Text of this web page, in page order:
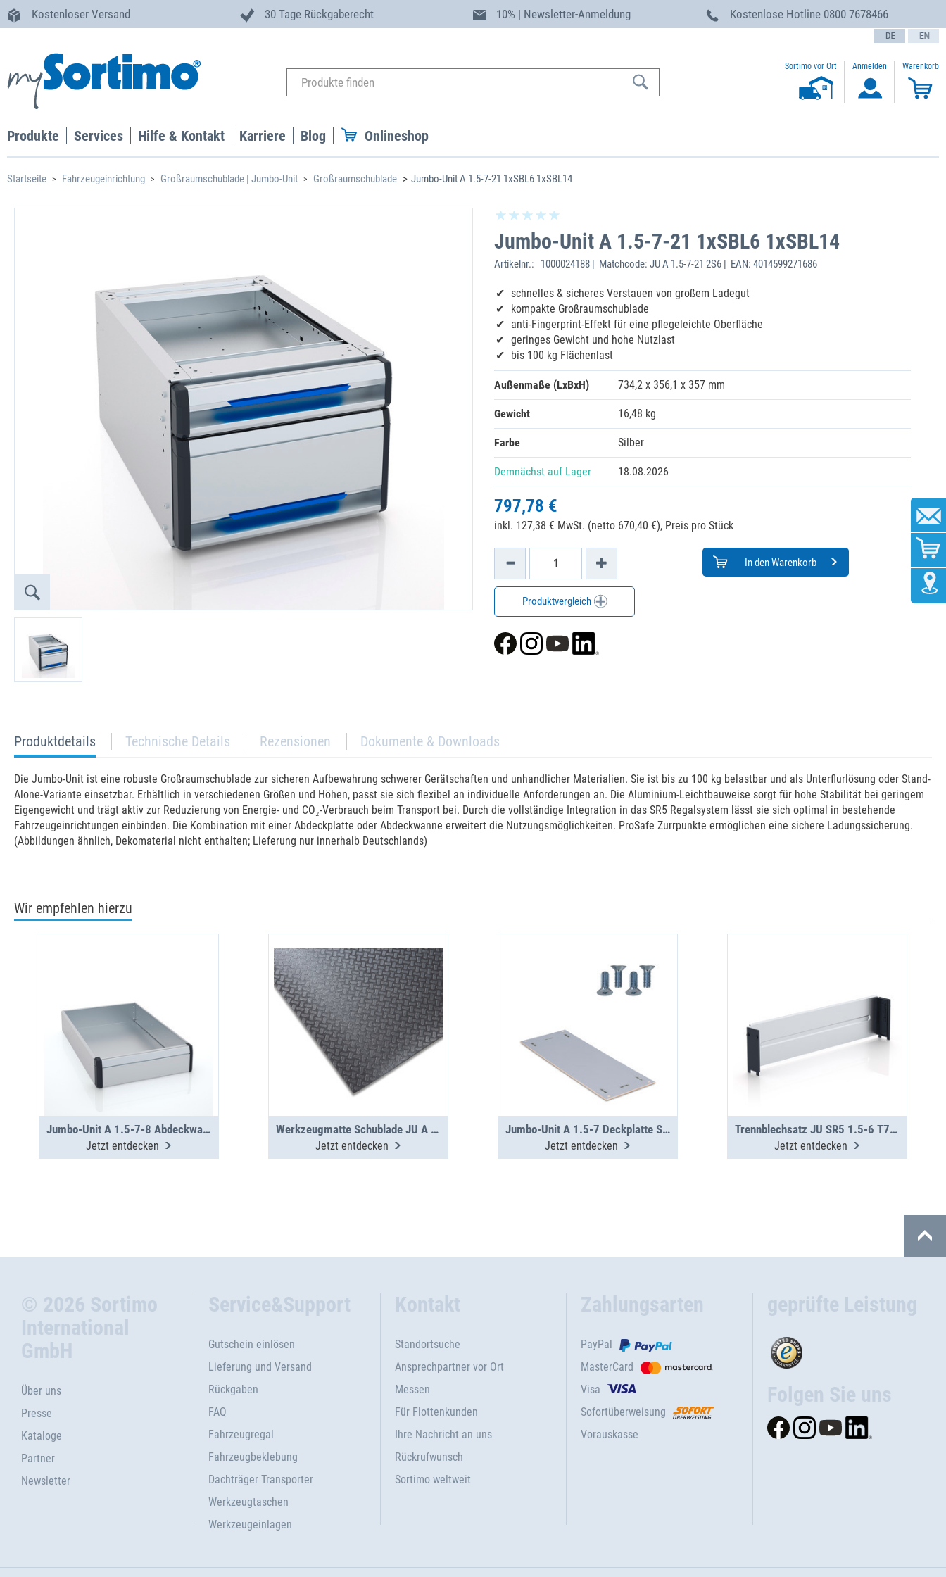
Kostenloser Versand 30 Tage Rückgaberecht 10% | Newsletter-Anmeldung Kostenlose Hotline 0800 7678466
text.language
Sortimo vor Ort Anmelden Warenkorb
Produkte Services Hilfe & Kontakt Karriere Blog Onlineshop
Startseite Fahrzeugeinrichtung Großraumschublade | Jumbo-Unit Großraumschublade Jumbo-Unit A 1.5-7-21 1xSBL6 1xSBL14
Jumbo-Unit A 1.5-7-21 1xSBL6 1xSBL14
Artikelnr.: 1000024188 | Matchcode: JU A 1.5-7-21 2S6 | EAN: 4014599271686
schnelles & sicheres Verstauen von großem Ladegut
kompakte Großraumschublade
anti-Fingerprint-Effekt für eine pflegeleichte Oberfläche
geringes Gewicht und hohe Nutzlast
bis 100 kg Flächenlast
Außenmaße (LxBxH) 734,2 x 356,1 x 357 mm
Gewicht 16,48 kg
Farbe Silber
Demnächst auf Lager 18.08.2026
797,78 €
inkl. 127,38 € MwSt. (netto 670,40 €), Preis pro Stück
In den Warenkorb
Produktvergleich
current
tab:
Produktdetails Technische Details Rezensionen Dokumente & Downloads
Die Jumbo-Unit ist eine robuste Großraumschublade zur sicheren Aufbewahrung schwerer Gerätschaften und unhandlicher Materialien. Sie ist bis zu 100 kg belastbar und als Unterflurlösung oder Stand-
Alone-Variante einsetzbar. Erhältlich in verschiedenen Größen und Höhen, passt sie sich flexibel an individuelle Anforderungen an. Die Aluminium-Leichtbauweise sorgt für hohe Stabilität bei geringem
Eigengewicht und trägt aktiv zur Reduzierung von Energie- und CO₂-Verbrauch beim Transport bei. Durch die vollständige Integration in das SR5 Regalsystem lässt sie sich optimal in bestehende
Fahrzeugeinrichtungen einbinden. Die Kombination mit einer Abdeckplatte oder Abdeckwanne erweitert die Nutzungsmöglichkeiten. ProSafe Zurrpunkte ermöglichen eine sichere Ladungssicherung.
(Abbildungen ähnlich, Dekomaterial nicht enthalten; Lieferung nur innerhalb Deutschlands)
Wir empfehlen hierzu
Jumbo-Unit A 1.5-7-8 Abdeckwanne
Jetzt entdecken
Werkzeugmatte Schublade JU A 1.5-7-0
Jetzt entdecken
Jumbo-Unit A 1.5-7 Deckplatte SGR PS
Jetzt entdecken
Trennblechsatz JU SR5 1.5-6 T7-12
Jetzt entdecken
© 2026 Sortimo
International
GmbH
Über uns
Presse
Kataloge
Partner
Newsletter
Service&Support
Gutschein einlösen
Lieferung und Versand
Rückgaben
FAQ
Fahrzeugregal
Fahrzeugbeklebung
Dachträger Transporter
Werkzeugtaschen
Werkzeugeinlagen
Kontakt
Standortsuche
Ansprechpartner vor Ort
Messen
Für Flottenkunden
Ihre Nachricht an uns
Rückrufwunsch
Sortimo weltweit
Zahlungsarten
PayPal
MasterCard
Visa
Sofortüberweisung
Vorauskasse
geprüfte Leistung
Folgen Sie uns